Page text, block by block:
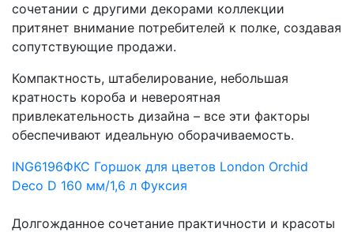
сочетании с другими декорами коллекции
притянет внимание потребителей к полке, создавая
сопутствующие продажи.
Компактность, штабелирование, небольшая
кратность короба и невероятная
привлекательность дизайна – все эти факторы
обеспечивают идеальную оборачиваемость.
ING6196ФКС Горшок для цветов London Orchid
Deco D 160 мм/1,6 л Фуксия
Долгожданное сочетание практичности и красоты